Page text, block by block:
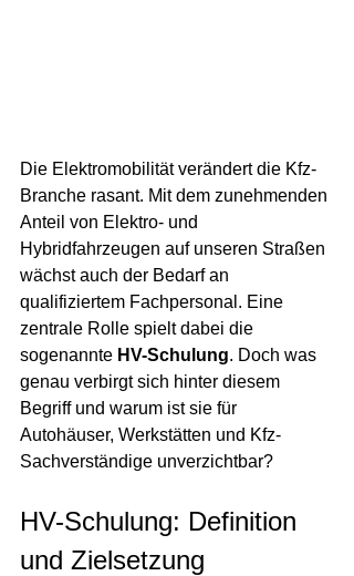
Die Elektromobilität verändert die Kfz-
Branche rasant. Mit dem zunehmenden
Anteil von Elektro- und
Hybridfahrzeugen auf unseren Straßen
wächst auch der Bedarf an
qualifiziertem Fachpersonal. Eine
zentrale Rolle spielt dabei die
sogenannte HV-Schulung. Doch was
genau verbirgt sich hinter diesem
Begriff und warum ist sie für
Autohäuser, Werkstätten und Kfz-
Sachverständige unverzichtbar?
HV-Schulung: Definition
und Zielsetzung